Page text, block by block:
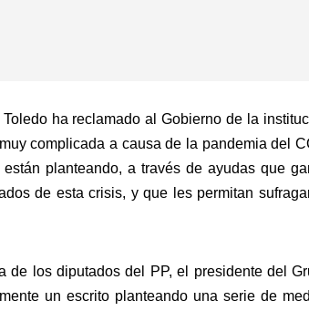
ha reclamado al Gobierno de la
complicada a causa de la pandemia del
planteando, a través de ayudas que
de esta crisis, y que les permitan
de los diputados del PP, el presidente del
un escrito planteando una serie de